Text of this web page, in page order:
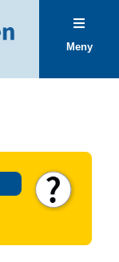
Meny